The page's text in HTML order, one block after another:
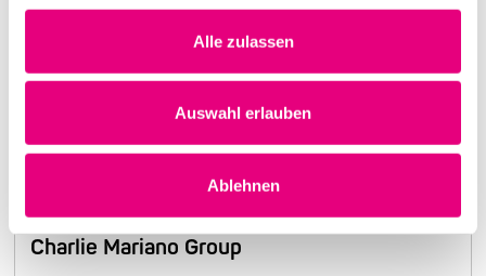
Alle zulassen
Auswahl erlauben
Ablehnen
Nightmares on Wax
Learn more
Charlie Mariano Group